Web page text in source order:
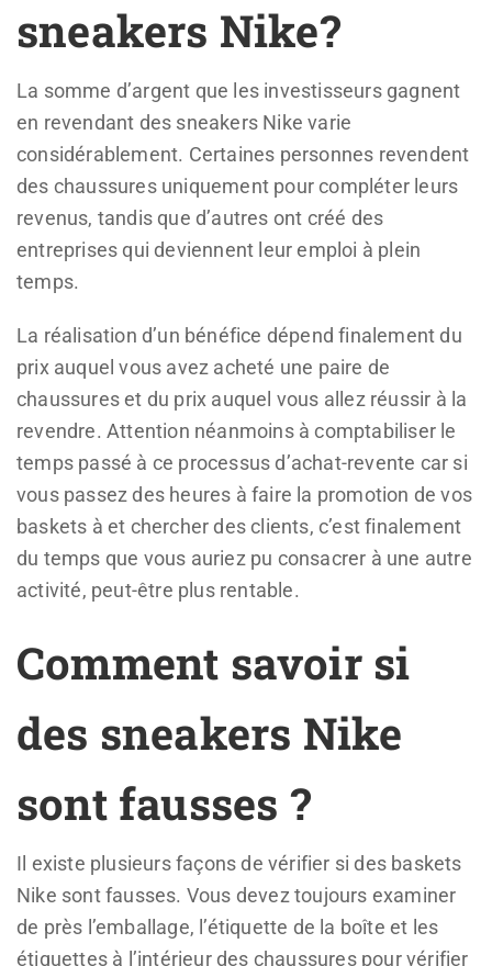
sneakers Nike?
La somme d’argent que les investisseurs gagnent
en revendant des sneakers Nike varie
considérablement. Certaines personnes revendent
des chaussures uniquement pour compléter leurs
revenus, tandis que d’autres ont créé des
entreprises qui deviennent leur emploi à plein
temps.
La réalisation d’un bénéfice dépend finalement du
prix auquel vous avez acheté une paire de
chaussures et du prix auquel vous allez réussir à la
revendre. Attention néanmoins à comptabiliser le
temps passé à ce processus d’achat-revente car si
vous passez des heures à faire la promotion de vos
baskets à et chercher des clients, c’est finalement
du temps que vous auriez pu consacrer à une autre
activité, peut-être plus rentable.
Comment savoir si
des sneakers Nike
sont fausses ?
Il existe plusieurs façons de vérifier si des baskets
Nike sont fausses. Vous devez toujours examiner
de près l’emballage, l’étiquette de la boîte et les
étiquettes à l’intérieur des chaussures pour vérifier